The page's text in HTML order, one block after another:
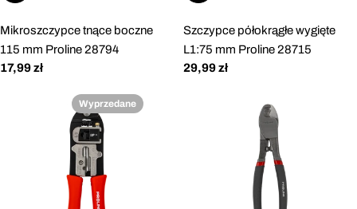
Mikroszczypce tnące boczne
115 mm Proline 28794
Cena
17,99 zł
Szczypce półokrągłe wygięte
L1:75 mm Proline 28715
Cena
29,99 zł
Wyprzedane